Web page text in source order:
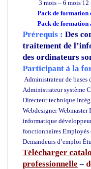
3 mois – 6 mois 12
Pack de formation
Pack de formation
Prérequis : Des
traitement de
des ordinateurs
Participant à la
Administrateur de bases
Administrateur système
Directeur technique
Webdesigner
informatique
fonctionnaires Employés
Demandeurs d’emploi
Télécharger
professionnelle –